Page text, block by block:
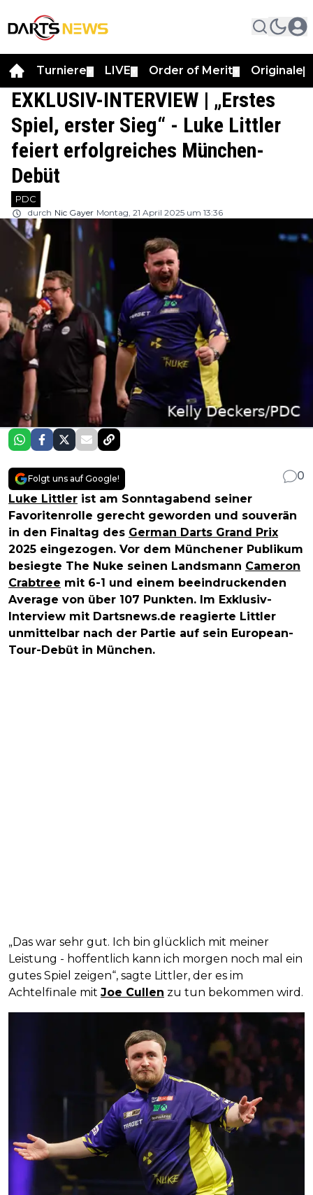
Turniere LIVE Order of Merit Originale
EXKLUSIV-INTERVIEW | „Erstes
Spiel, erster Sieg“ - Luke Littler
feiert erfolgreiches München-
Debüt
PDC
durch Nic Gayer Montag, 21 April 2025 um 13:36
Folgt uns auf Google!
0
Luke Littler ist am Sonntagabend seiner
Favoritenrolle gerecht geworden und souverän
in den Finaltag des German Darts Grand Prix
2025 eingezogen. Vor dem Münchener Publikum
besiegte The Nuke seinen Landsmann Cameron
Crabtree mit 6-1 und einem beeindruckenden
Average von über 107 Punkten. Im Exklusiv-
Interview mit Dartsnews.de reagierte Littler
unmittelbar nach der Partie auf sein European-
Tour-Debüt in München.
„Das war sehr gut. Ich bin glücklich mit meiner
Leistung - hoffentlich kann ich morgen noch mal ein
gutes Spiel zeigen“, sagte Littler, der es im
Achtelfinale mit Joe Cullen zu tun bekommen wird.